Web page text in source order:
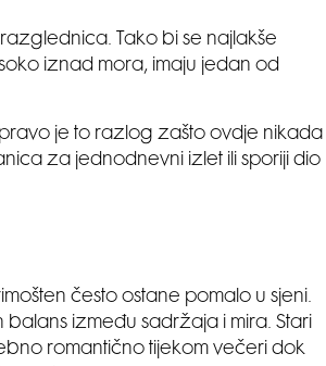
Tako bi se najlakše
iznad mora, imaju jedan od
je to razlog zašto ovdje nikada
za jednodnevni izlet ili sporiji dio
često ostane pomalo u sjeni.
balans između sadržaja i mira. Stari
romantično tijekom večeri dok